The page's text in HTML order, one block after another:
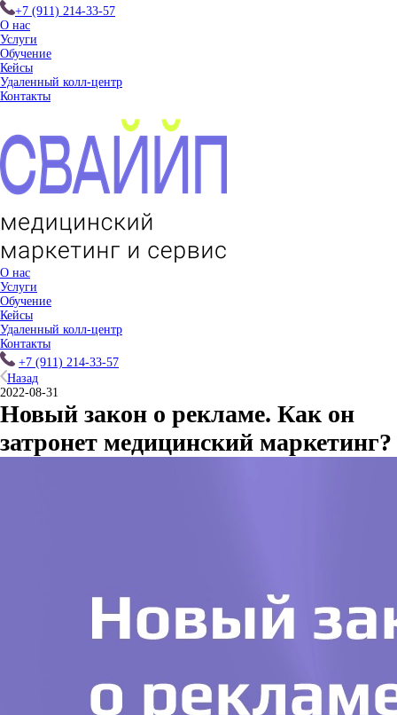
+7 (911) 214-33-57
О нас
Услуги
Обучение
Кейсы
Удаленный колл-центр
Контакты
О нас
Услуги
Обучение
Кейсы
Удаленный колл-центр
Контакты
+7 (911) 214-33-57
Назад
2022-08-31
Новый закон о рекламе. Как он
затронет медицинский маркетинг?